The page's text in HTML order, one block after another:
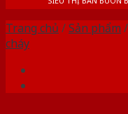
Trang chủ /Sản phẩm /
cháy